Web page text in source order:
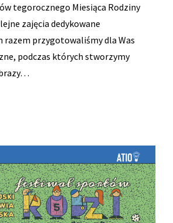
tegorocznego Miesiąca Rodziny
zajęcia dedykowane
razem przygotowaliśmy dla Was
podczas których stworzymy